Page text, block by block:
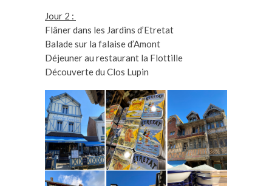
Jour 2 :
Flâner dans les Jardins d’Etretat
Balade sur la falaise d’Amont
Déjeuner au restaurant la Flottille
Découverte du Clos Lupin